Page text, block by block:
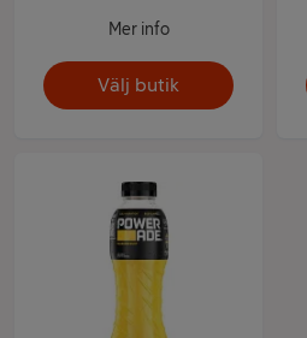
Mer info
Välj butik